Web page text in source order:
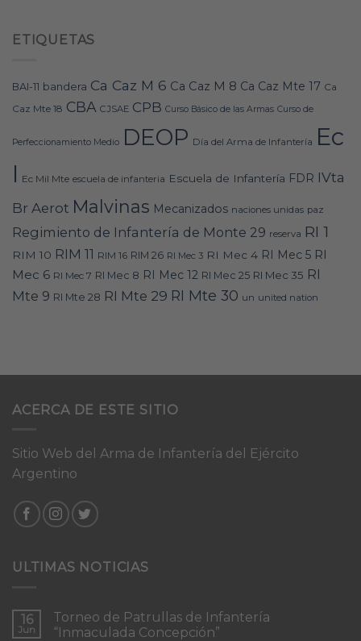
ETIQUETAS
BAI-11 bandera Ca Caz M 6 Ca Caz M 8 Ca Caz Mte 17 Ca
Caz Mte 18 CBA CJSAE CPB Curso Básico de las Armas Curso de
Perfeccionamiento Medio DEOP Día del Arma de Infantería Ec
I Ec Mil Mte escuela de infanteria Escuela de Infantería FDR IVta
Br Aerot Malvinas Mecanizados naciones unidas paz
Regimiento de Infantería de Monte 29 reserva RI 1
RIM 10 RIM 11 RIM 16 RIM 26 RI Mec 3 RI Mec 4 RI Mec 5 RI
Mec 6 RI Mec 7 RI Mec 8 RI Mec 12 RI Mec 25 RI Mec 35 RI
Mte 9 RI Mte 28 RI Mte 29 RI Mte 30 un united nation
ACERCA DE ESTE SITIO
Sitio Web del Arma de Infantería del Ejército
Argentino
ULTIMAS NOTICIAS
16
Jun
Torneo de Patrullas de Infantería
“Inmaculada Concepción”